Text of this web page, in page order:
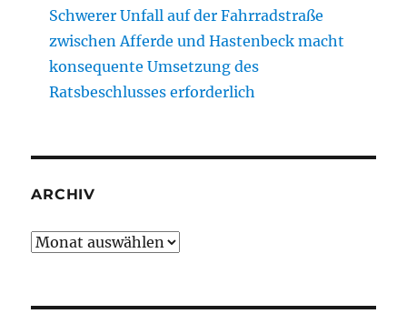
Schwerer Unfall auf der Fahrradstraße
zwischen Afferde und Hastenbeck macht
konsequente Umsetzung des
Ratsbeschlusses erforderlich
ARCHIV
Archiv